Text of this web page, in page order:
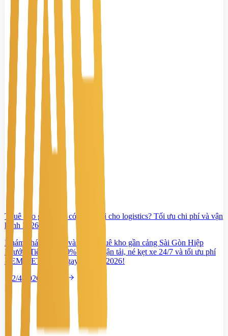
Thuê kho gần cảng có lợi thế gì cho logistics? Tối ưu chi phí và vận
hành 2026
Khám phá 5 lợi thế vàng khi thuê kho gần cảng Sài Gòn Hiệp
Phước. Tiết kiệm 20% chi phí vận tải, né kẹt xe 24/7 và tối ưu phí
DEM/DET. Xem ngay báo giá 2026!
2/4/2026